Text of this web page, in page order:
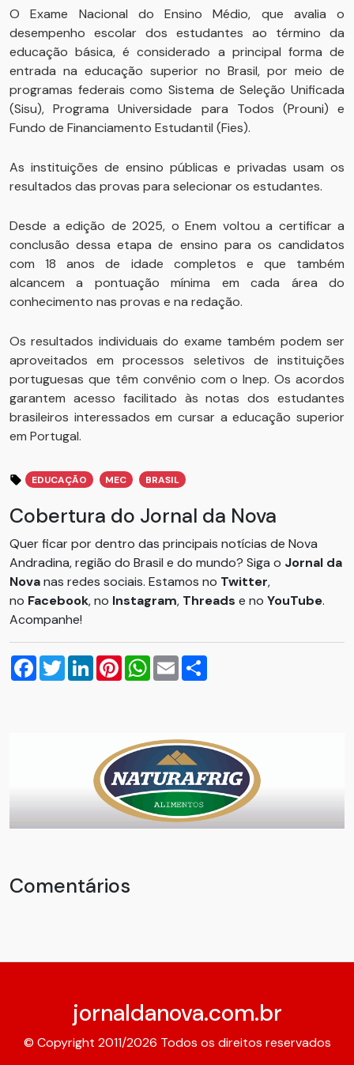
O Exame Nacional do Ensino Médio, que avalia o
desempenho escolar dos estudantes ao término da
educação básica, é considerado a principal forma de
entrada na educação superior no Brasil, por meio de
programas federais como Sistema de Seleção Unificada
(Sisu), Programa Universidade para Todos (Prouni) e
Fundo de Financiamento Estudantil (Fies).
As instituições de ensino públicas e privadas usam os
resultados das provas para selecionar os estudantes.
Desde a edição de 2025, o Enem voltou a certificar a
conclusão dessa etapa de ensino para os candidatos
com 18 anos de idade completos e que também
alcancem a pontuação mínima em cada área do
conhecimento nas provas e na redação.
Os resultados individuais do exame também podem ser
aproveitados em processos seletivos de instituições
portuguesas que têm convênio com o Inep. Os acordos
garantem acesso facilitado às notas dos estudantes
brasileiros interessados em cursar a educação superior
em Portugal.
EDUCAÇÃO MEC BRASIL
Cobertura do Jornal da Nova
Quer ficar por dentro das principais notícias de Nova
Andradina, região do Brasil e do mundo? Siga o Jornal da
Novanas redes sociais. Estamos no Twitter,
no Facebook, no Instagram, Threads e no YouTube.
Acompanhe!
Facebook
TwitterLinkedInPinterestWhatsApp
Email
Comentários
jornaldanova.com.br
© Copyright 2011/2026 Todos os direitos reservados